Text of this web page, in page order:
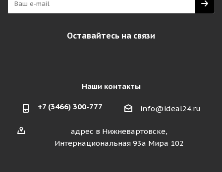
Оставайтесь на связи
Наши контакты
+7 (3466) 300-777 info@ideal24.ru
адрес в Нижневартовске,
Интернациональная 93а Мира 102